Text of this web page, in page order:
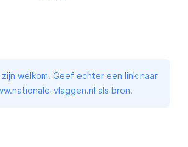
welkom. Geef echter een link naar
vlaggen.nl als bron.